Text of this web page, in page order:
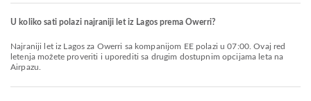
U koliko sati polazi najraniji let iz Lagos prema Owerri?
Najraniji let iz Lagos za Owerri sa kompanijom EE polazi u 07:00. Ovaj red
letenja možete proveriti i uporediti sa drugim dostupnim opcijama leta na
Airpazu.